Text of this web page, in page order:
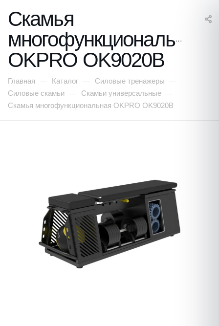
Скамья
многофункциональная
OKPRO OK9020B
Главная — Каталог — Силовые тренажеры —
Силовые скамьи — Скамьи универсальные —
Скамья многофункциональная OKPRO OK9020B